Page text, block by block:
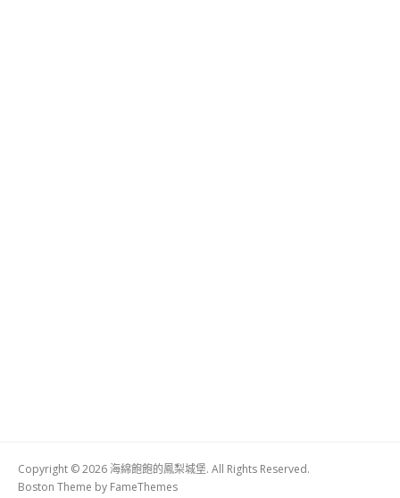
Copyright © 2026 海綿飽飽的鳳梨城堡. All Rights Reserved.
Boston Theme by FameThemes